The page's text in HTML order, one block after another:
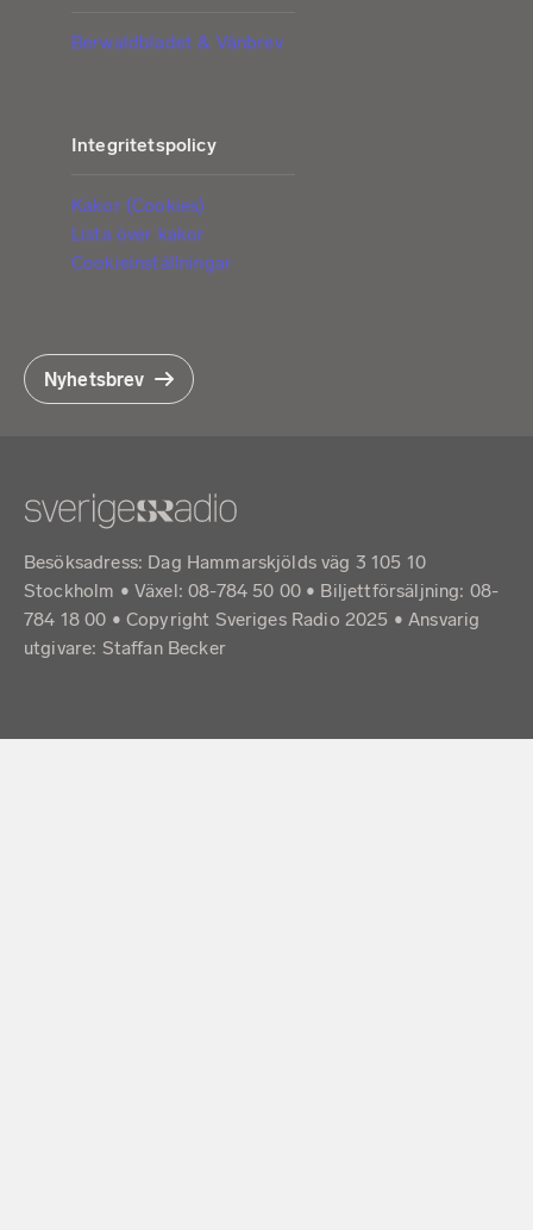
Berwaldbladet & Vänbrev
Integritetspolicy
Kakor (Cookies)
Lista över kakor
Cookieinställningar
Nyhetsbrev
Besöksadress: Dag Hammarskjölds väg 3 105 10
Stockholm • Växel: 08-784 50 00 • Biljettförsäljning: 08-
784 18 00 • Copyright Sveriges Radio 2025 •Ansvarig
utgivare: Staffan Becker